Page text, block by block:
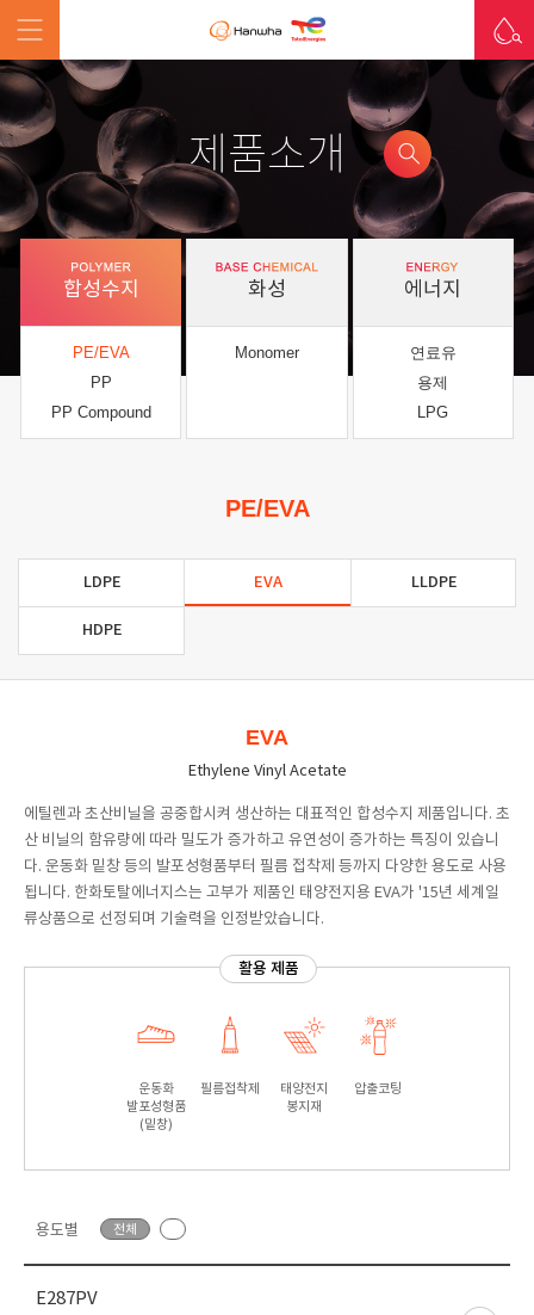
제품소개
합성수지
PE/EVA
PP
PP Compound
화성
Monomer
에너지
연료유
용제
LPG
PE/EVA
LDPE EVA LLDPE
HDPE
EVA
Ethylene Vinyl Acetate
에틸렌과 초산비닐을 공중합시켜 생산하는 대표적인 합성수지 제품입니다. 초
산 비닐의 함유량에 따라 밀도가 증가하고 유연성이 증가하는 특징이 있습니
다. 운동화 밑창 등의 발포성형품부터 필름 접착제 등까지 다양한 용도로 사용
됩니다. 한화토탈에너지스는 고부가 제품인 태양전지용 EVA가 '15년 세계일
류상품으로 선정되며 기술력을 인정받았습니다.
활용 제품
운동화
발포성형품
(밑창)
필름접착제
태양전지
봉지재
압출코팅
용도별 전체
E287PV